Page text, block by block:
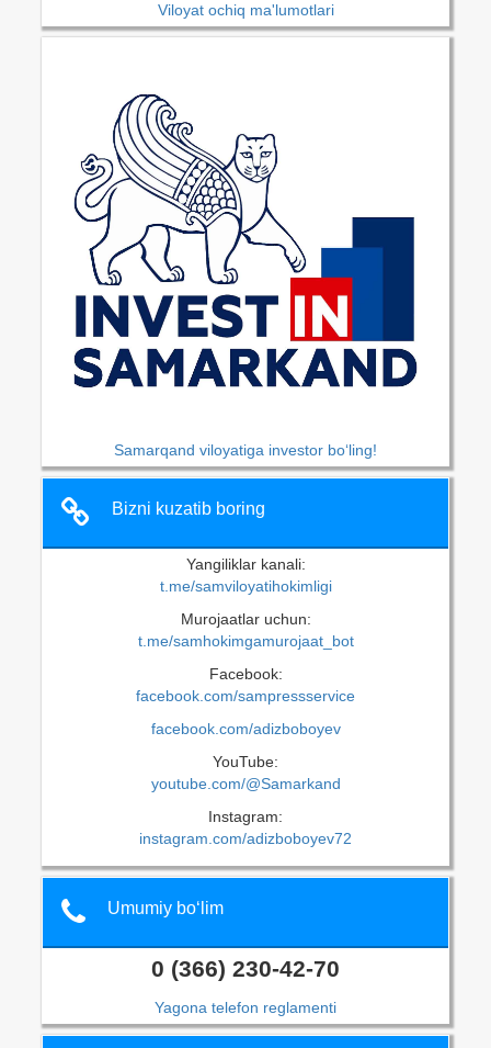
Viloyat ochiq ma'lumotlari
Samarqand viloyatiga investor bo‘ling!
Bizni kuzatib boring
Yangiliklar kanali:
t.me/samviloyatihokimligi
Murojaatlar uchun:
t.me/samhokimgamurojaat_bot
Facebook:
facebook.com/sampressservice
facebook.com/adizboboyev
YouTube:
youtube.com/@Samarkand
Instagram:
instagram.com/adizboboyev72
Umumiy bo‘lim
0 (366) 230-42-70
Yagona telefon reglamenti